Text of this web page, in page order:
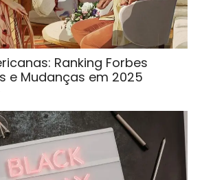
Ranking Forbes
e Mudanças em 2025